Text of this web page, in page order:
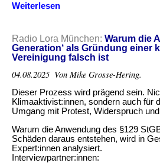
Weiterlesen
Under
Attack
Radio Lora München: Warum die
Generation‘ als Gründung einer
Vereinigung falsch ist
04.08.2025 Von Mike Grosse-Hering.
Dieser Prozess wird prägend sein.
Klimaaktivist:innen, sondern auch für
Umgang mit Protest, Widerspruch
Warum die Anwendung des §129
Schäden daraus entstehen, wird in
Expert:innen analysiert.
Interviewpartner:innen: